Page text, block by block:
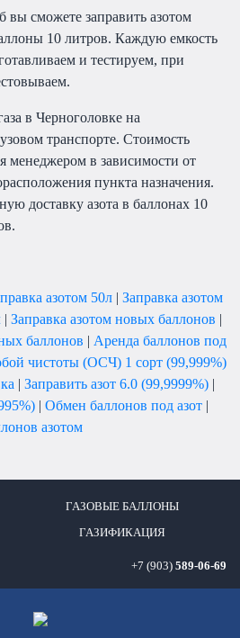
сможете заправить азотом
10 литров. Каждую емкость
и тестируем, при
в Черноголовке на
транспорте. Стоимость
менеджером в зависимости от
пункта назначения.
доставку азота в баллонах 10
азотом 50л | Заправка азотом
| Заправка азотом новых баллонов |
баллонов | Аренда баллонов под
чистоты (ОСЧ) 1 сорт (99,999%)
| Заправить азот 6.0 (99,9999%) |
| Обмен баллонов под азот |
азотом
ГАЗОВЫЕ БАЛЛОНЫ
ГАЗИФИКАЦИЯ
+7 (903) 589-06-69